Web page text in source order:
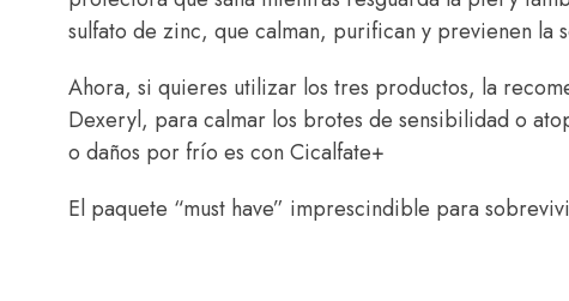
sulfato de zinc, que calman, purifican y previenen la
Ahora, si quieres utilizar los tres productos, la
Dexeryl, para calmar los brotes de sensibilidad o
o daños por frío es con Cicalfate+
El paquete “must have” imprescindible para